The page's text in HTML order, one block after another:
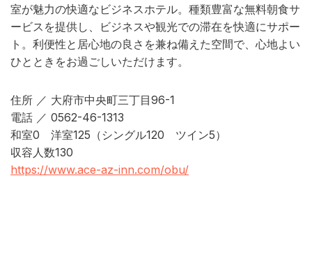
室が魅力の快適なビジネスホテル。種類豊富な無料朝食サ
ービスを提供し、ビジネスや観光での滞在を快適にサポー
ト。利便性と居心地の良さを兼ね備えた空間で、心地よい
ひとときをお過ごしいただけます。
住所 ／ 大府市中央町三丁目96-1
電話 ／ 0562-46-1313
和室0 洋室125（シングル120 ツイン5）
収容人数130
https://www.ace-az-inn.com/obu/